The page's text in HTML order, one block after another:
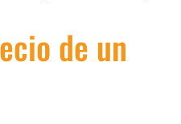
de un